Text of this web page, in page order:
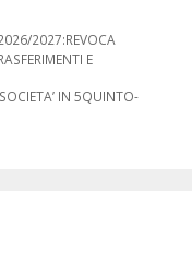
2027:REVOCA
E
IN 5QUINTO-